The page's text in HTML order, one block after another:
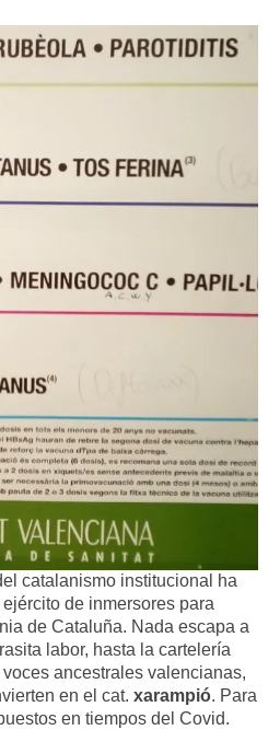
catalanismo institucional ha
de inmersores para
de Cataluña. Nada escapa a
labor, hasta la cartelería
ancestrales valencianas,
en el cat. xarampió. Para
en tiempos del Covid.